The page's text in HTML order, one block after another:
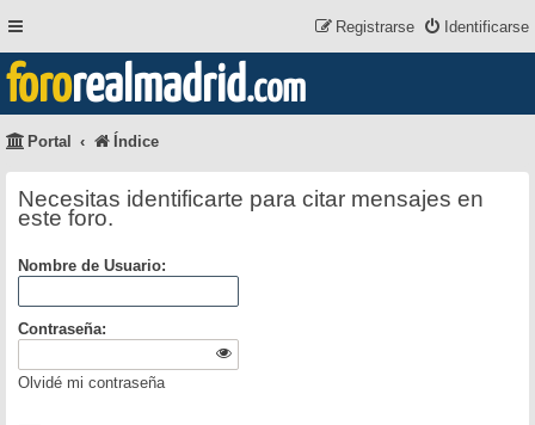
Identificarse
Registrarse
fororealmadrid.com
Portal Índice
Necesitas identificarte para citar mensajes en
este foro.
Nombre de Usuario:
Contraseña:
Olvidé mi contraseña